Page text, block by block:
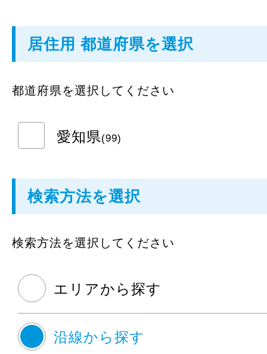
居住用 都道府県を選択
都道府県を選択してください
愛知県(99)
検索方法を選択
検索方法を選択してください
エリアから探す
沿線から探す